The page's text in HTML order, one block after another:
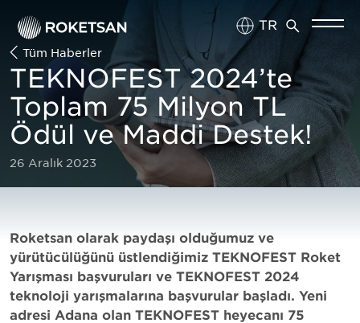
TR
EN
Tüm Haberler
TEKNOFEST 2024’te
Toplam 75 Milyon TL
Ödül ve Maddi Destek!
26 Aralık 2023
Roketsan olarak paydaşı olduğumuz ve
yürütücülüğünü üstlendiğimiz TEKNOFEST Roket
Yarışması başvuruları ve TEKNOFEST 2024
teknoloji yarışmalarına başvurular başladı. Yeni
adresi Adana olan TEKNOFEST heyecanı 75